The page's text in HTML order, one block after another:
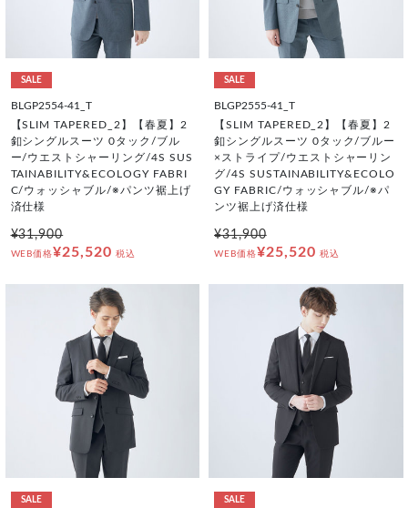
SALE
BLGP2554-41_T
【SLIM TAPERED_2】【春夏】2
釦シングルスーツ 0タック/ブル
ー/ウエストシャーリング/4S SUS
TAINABILITY&ECOLOGY FABRI
C/ウォッシャブル/※パンツ裾上げ
済仕様
¥31,900
WEB価格¥25,520 税込
SALE
BLGP2555-41_T
【SLIM TAPERED_2】【春夏】2
釦シングルスーツ 0タック/ブルー
×ストライプ/ウエストシャーリン
グ/4S SUSTAINABILITY&ECOLO
GY FABRIC/ウォッシャブル/※パ
ンツ裾上げ済仕様
¥31,900
WEB価格¥25,520 税込
SALE SALE